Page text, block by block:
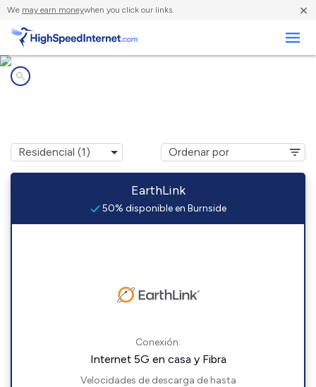
We may earn moneywhen you click our links. ×
EarthLink
50% disponible en Burnside
Conexión:
Internet 5G en casa y Fibra
Velocidades de descarga de hasta